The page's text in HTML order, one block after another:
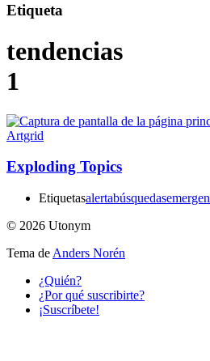
Etiqueta
tendencias
1
Exploding Topics
Etiquetasalertabúsquedas
© 2026 Utonym
Tema de Anders Norén
¿Quién?
¿Por qué suscribirte?
¡Suscríbete!